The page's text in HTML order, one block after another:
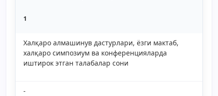
1
Халқаро алмашинув дастурлари, ёзги мактаб,
халқаро симпозиум ва конференцияларда
иштирок этган талабалар сони
-